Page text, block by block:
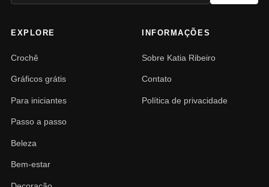
EXPLORE
Crochê
Gráficos grátis
Para iniciantes
Passo a passo
Beleza
Bem-estar
INFORMAÇÕES
Sobre Katia Ribeiro
Contato
Política de privacidade